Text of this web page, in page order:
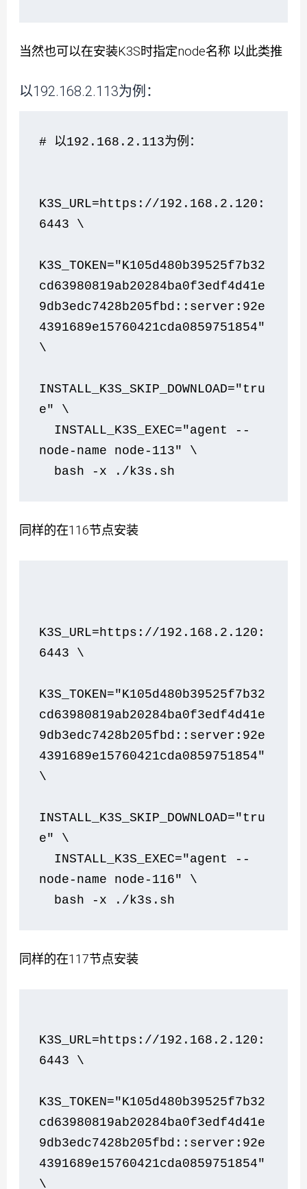
当然也可以在安装K3S时指定node名称 以此类推
以192.168.2.113为例：
# 以192.168.2.113为例：
K3S_URL=https://192.168.2.120:
6443 \
K3S_TOKEN="K105d480b39525f7b32
cd63980819ab20284ba0f3edf4d41e
9db3edc7428b205fbd::server:92e
4391689e15760421cda0859751854"
\
INSTALL_K3S_SKIP_DOWNLOAD="tru
e" \
node-name node-113" \
  bash -x ./k3s.sh
同样的在116节点安装
K3S_URL=https://192.168.2.120:
6443 \
K3S_TOKEN="K105d480b39525f7b32
cd63980819ab20284ba0f3edf4d41e
9db3edc7428b205fbd::server:92e
4391689e15760421cda0859751854"
\
INSTALL_K3S_SKIP_DOWNLOAD="tru
e" \
node-name node-116" \
  bash -x ./k3s.sh
同样的在117节点安装
K3S_URL=https://192.168.2.120:
6443 \
K3S_TOKEN="K105d480b39525f7b32
cd63980819ab20284ba0f3edf4d41e
9db3edc7428b205fbd::server:92e
4391689e15760421cda0859751854"
\